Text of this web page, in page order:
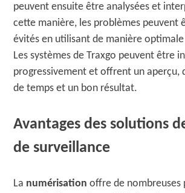
peuvent ensuite être analysées et
cette manière, les problèmes peuvent
évités en utilisant de manière optimale
Les systèmes de Traxgo peuvent être
progressivement et offrent un aperçu,
de temps et un bon résultat.
Avantages des solutions
de surveillance
La numérisation offre de nombreuses